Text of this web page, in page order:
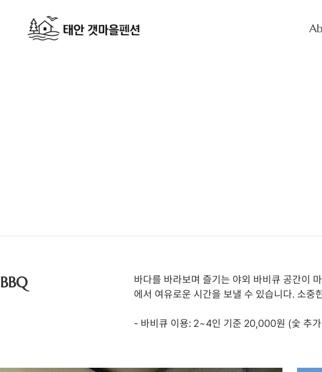
BBQ
바다를 바라보며 즐기는 야외 바비큐 공간이
에서 여유로운 시간을 보낼 수 있습니다. 소중
- 바비큐 이용: 2~4인 기준 20,000원 (숯 추